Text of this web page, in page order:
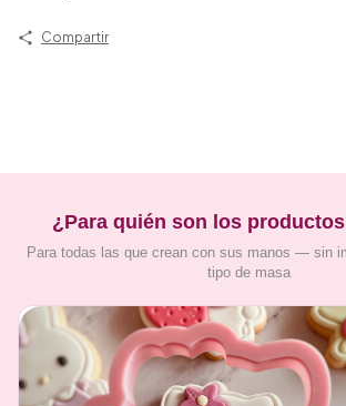
Compartir
¿Para quién son los
Para todas las que crean con sus manos — sin
tipo de masa